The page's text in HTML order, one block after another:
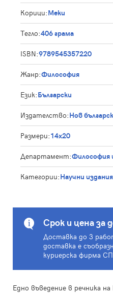
Корици:Меки
Тегло:406 грама
ISBN:9789545357220
Жанр:Философия
Език:Български
Издателство:Нов
Размери:14x20
Департамент:Философия
Категории:Научни издания
Срок и цена за
Доставка до 3
доставка е
куриерска фирма
Едно въведение в речника